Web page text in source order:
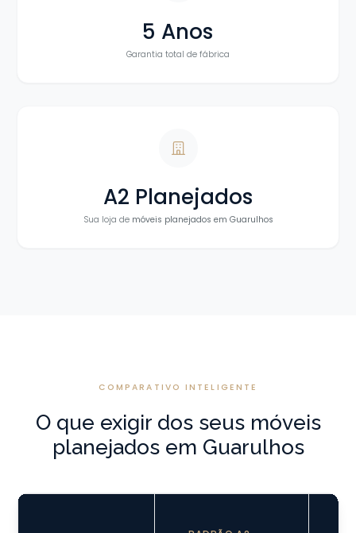
5 Anos
Garantia total de fábrica
A2 Planejados
Sua loja de móveis planejados em Guarulhos
COMPARATIVO INTELIGENTE
O que exigir dos seus móveis
planejados em Guarulhos